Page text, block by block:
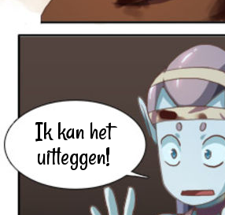
Ik kan het
uitleggen!